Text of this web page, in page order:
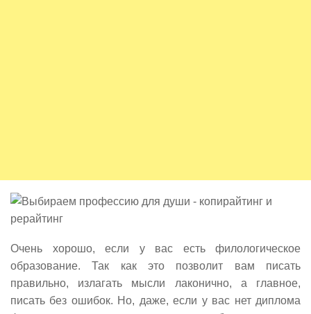
Очень хорошо, если у вас есть филологическое
образование. Так как это позволит вам писать
правильно, излагать мысли лаконично, а главное,
писать без ошибок. Но, даже, если у вас нет диплома